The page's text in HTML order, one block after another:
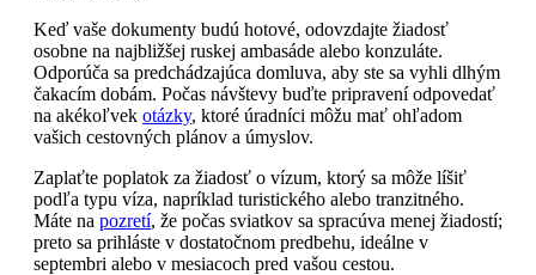
Keď vaše dokumenty budú hotové, odovzdajte žiadosť
osobne na najbližšej ruskej ambasáde alebo konzuláte.
Odporúča sa predchádzajúca domluva, aby ste sa vyhli dlhým
čakacím dobám. Počas návštevy buďte pripravení odpovedať
na akékoľvek otázky, ktoré úradníci môžu mať ohľadom
vašich cestovných plánov a úmyslov.
Zaplaťte poplatok za žiadosť o vízum, ktorý sa môže líšiť
podľa typu víza, napríklad turistického alebo tranzitného.
Máte na pozretí, že počas sviatkov sa spracúva menej žiadostí;
preto sa prihláste v dostatočnom predbehu, ideálne v
septembri alebo v mesiacoch pred vašou cestou.